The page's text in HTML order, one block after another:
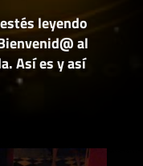
leyendo
al
Así es y así